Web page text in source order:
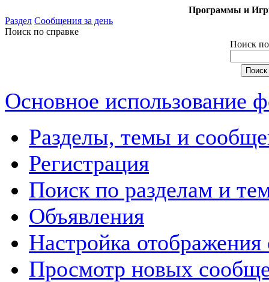
Программы и
Раздел Сообщения за день
Поиск по справке
Поиск
Основное использование
Разделы, темы и
Регистрация
Поиск по разделам и
Объявления
Настройка
Просмотр новых